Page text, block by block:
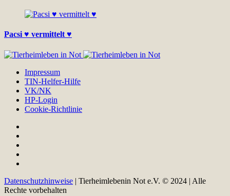
Pacsi ♥ vermittelt ♥
Impressum
TIN-Helfer-Hilfe
VK/NK
HP-Login
Cookie-Richtlinie
Datenschutzhinweise | Tierheimlebenin Not e.V. © 2024 | Alle
Rechte vorbehalten